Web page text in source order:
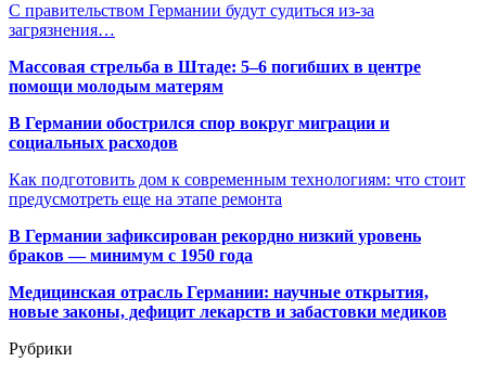
С правительством Германии будут судиться из-за
загрязнения…
Массовая стрельба в Штаде: 5–6 погибших в центре
помощи молодым матерям
В Германии обострился спор вокруг миграции и
социальных расходов
Как подготовить дом к современным технологиям: что стоит
предусмотреть еще на этапе ремонта
В Германии зафиксирован рекордно низкий уровень
браков — минимум с 1950 года
Медицинская отрасль Германии: научные открытия,
новые законы, дефицит лекарств и забастовки медиков
Рубрики